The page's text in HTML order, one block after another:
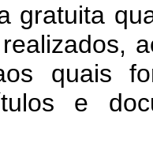
gratuita
quais
e